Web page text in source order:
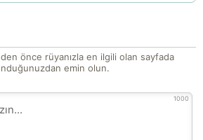
önce rüyanızla en ilgili olan sayfada
emin olun.
1000